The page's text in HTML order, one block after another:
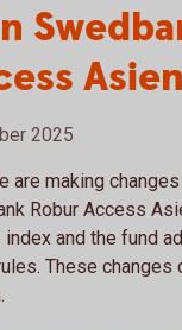
Asien
2025
are making
Robur Access
and the fund
These changes